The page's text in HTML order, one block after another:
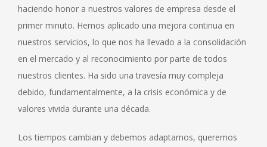
haciendo honor a nuestros valores de empresa desde el
primer minuto. Hemos aplicado una mejora continua en
nuestros servicios, lo que nos ha llevado a la consolidación
en el mercado y al reconocimiento por parte de todos
nuestros clientes. Ha sido una travesía muy compleja
debido, fundamentalmente, a la crisis económica y de
valores vivida durante una década.
Los tiempos cambian y debemos adaptarnos, queremos